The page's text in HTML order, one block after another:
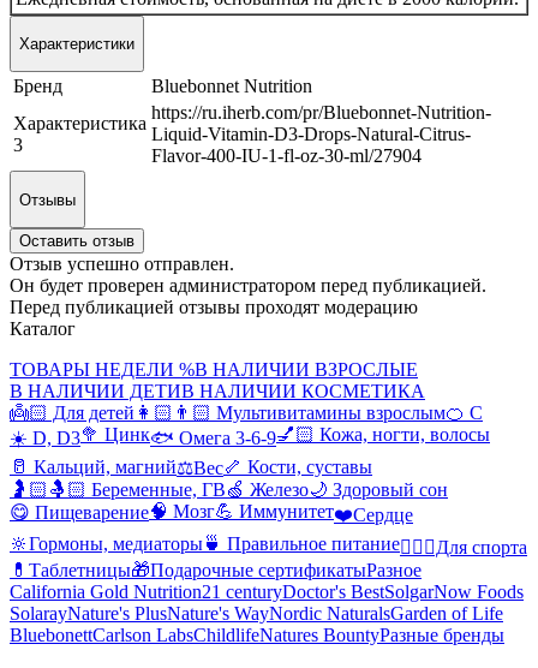
Характеристики
Бренд
Bluebonnet Nutrition
Характеристика
3
https://ru.iherb.com/pr/Bluebonnet-Nutrition-
Liquid-Vitamin-D3-Drops-Natural-Citrus-
Flavor-400-IU-1-fl-oz-30-ml/27904
Отзывы
Оставить отзыв
Отзыв успешно отправлен.
Он будет проверен администратором перед публикацией.
Перед публикацией отзывы проходят модерацию
Каталог
ТОВАРЫ НЕДЕЛИ %В НАЛИЧИИ ВЗРОСЛЫЕ
В НАЛИЧИИ ДЕТИВ НАЛИЧИИ КОСМЕТИКА
👼🏻 Для детей 👩🏻👨🏻 Мультивитамины взрослым🍊 С
☀️ D, D3🥦 Цинк🐟 Омега 3-6-9💅🏻 Кожа, ногти, волосы
🥛 Кальций, магний⚖️Вес🦴 Кости, суставы
🤰🏻🤱🏻 Беременные, ГВ🍏 Железо🌙 Здоровый сон
😋 Пищеварение🧠 Мозг💪 Иммунитет❤️Сердце
🔆Гормоны, медиаторы🍵 Правильное питание🤸🏻‍♀️Для спорта
💊Таблетницы🎁Подарочные сертификатыРазное
California Gold Nutrition21 centuryDoctor's BestSolgarNow Foods
SolarayNature's PlusNature's WayNordic NaturalsGarden of Life
BluebonettCarlson LabsChildlifeNatures BountyРазные бренды